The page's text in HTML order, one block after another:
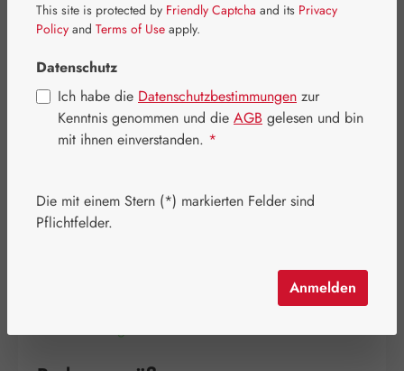
Regulärer Preis:
80,70 €
This site is protected by Friendly Captcha and its Privacy
Policy and Terms of Use apply.
Datenschutz
Ich habe die Datenschutzbestimmungen zur
Kenntnis genommen und die AGB gelesen und bin
mit ihnen einverstanden. *
Die mit einem Stern (*) markierten Felder sind
Pflichtfelder.
Anmelden